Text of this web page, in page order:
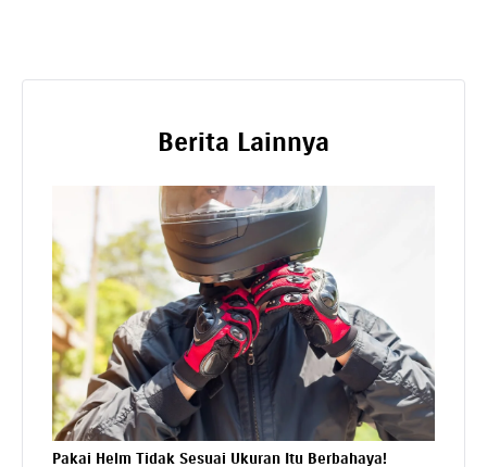
Berita Lainnya
Pakai Helm Tidak Sesuai Ukuran Itu Berbahaya!